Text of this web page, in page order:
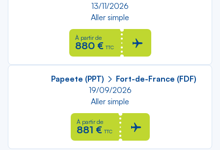
13/11/2026
Aller simple
À partir de
880 € TTC
Papeete (PPT)
Fort-de-France (FDF)
19/09/2026
Aller simple
À partir de
881 € TTC